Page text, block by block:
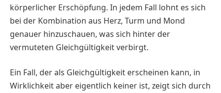
körperlicher Erschöpfung. In jedem Fall lohnt es sich
bei der Kombination aus Herz, Turm und Mond
genauer hinzuschauen, was sich hinter der
vermuteten Gleichgültigkeit verbirgt.
Ein Fall, der als Gleichgültigkeit erscheinen kann, in
Wirklichkeit aber eigentlich keiner ist, zeigt sich durch